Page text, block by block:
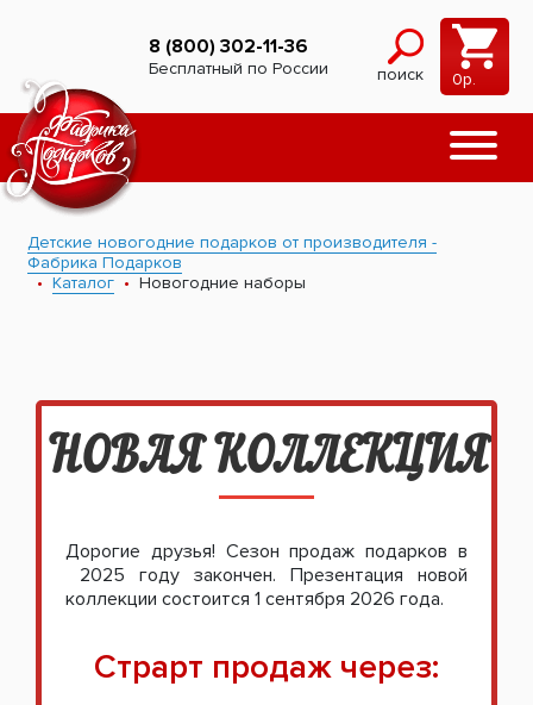
8 (800) 302-11-36
Бесплатный по России поиск 0р.
Детские новогодние подарков от производителя -
Фабрика Подарков
Каталог
Новогодние наборы
НОВАЯ КОЛЛЕКЦИЯ
Дорогие друзья! Сезон продаж подарков в
2025 году закончен. Презентация новой
коллекции состоится 1 сентября 2026 года.
Страрт продаж через: